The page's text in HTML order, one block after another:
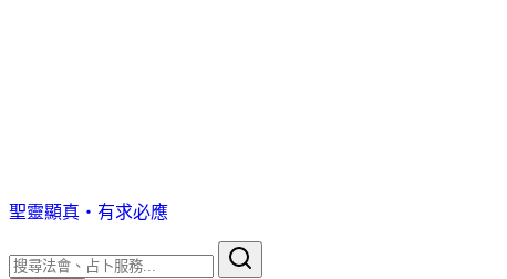
聖靈顯真・有求必應